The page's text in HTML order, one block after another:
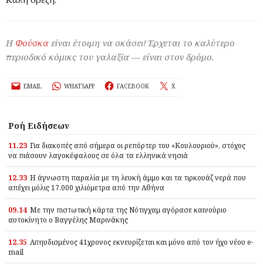
Η Φούσκα είναι έτοιμη να σκάσει! Έρχεται το καλύτερο
περιοδικό κόμικς του γαλαξία — είναι στον δρόμο.
EMAIL WHATSAPP FACEBOOK X
Ροή Ειδήσεων
11.23 Για διακοπές από σήμερα οι ρεπόρτερ του «Κουλουριού», στόχος
να πιάσουν λαγοκέφαλους σε όλα τα ελληνικά νησιά
12.33 Η άγνωστη παραλία με τη λευκή άμμο και τα τιρκουάζ νερά που
απέχει μόλις 17.000 χιλιόμετρα από την Αθήνα
09.14 Με την πιστωτική κάρτα της Νότιγχαμ αγόρασε καινούριο
αυτοκίνητο ο Βαγγέλης Μαρινάκης
12.35 Απηυδισμένος 41χρονος εκνευρίζεται και μόνο από τον ήχο νέου e-
mail